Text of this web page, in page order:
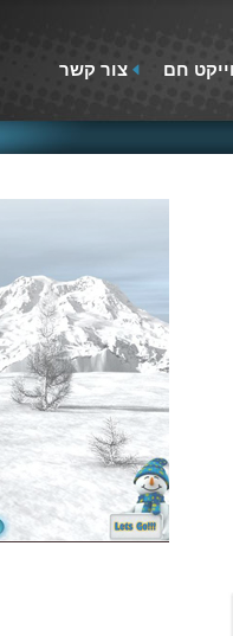
חם צור קשר